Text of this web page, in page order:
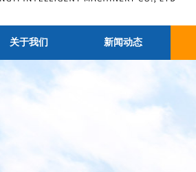
关于我们 新闻动态